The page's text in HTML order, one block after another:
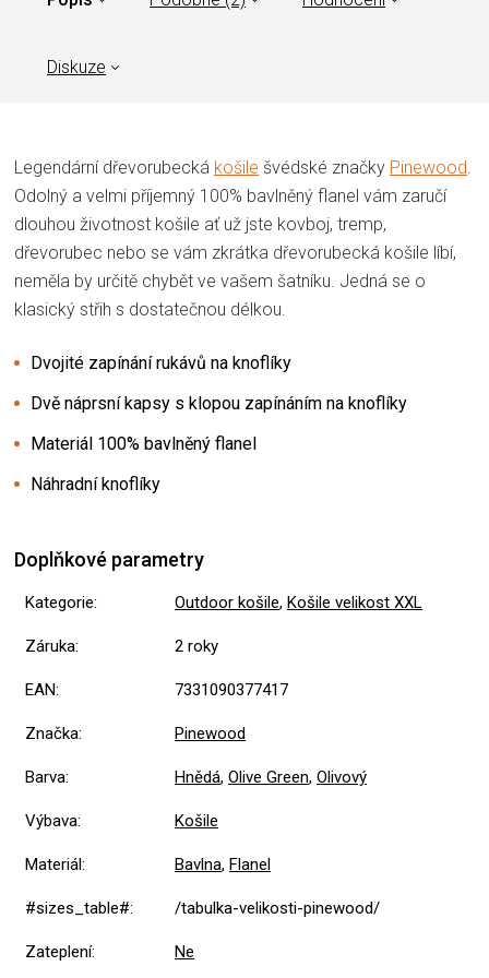
Diskuze
Legendární dřevorubecká košile švédské značky Pinewood
Odolný a velmi příjemný 100% bavlněný flanel vám zaručí
dlouhou životnost košile ať už jste kovboj, tremp,
dřevorubec nebo se vám zkrátka dřevorubecká košile líbí,
neměla by určitě chybět ve vašem šatníku. Jedná se o
klasický střih s dostatečnou délkou.
Dvojité zapínání rukávů na knoflíky
Dvě náprsní kapsy s klopou zapínáním na knoflíky
Materiál 100% bavlněný flanel
Náhradní knoflíky
Doplňkové parametry
Kategorie: Outdoor košile, Košile velikost XXL
Záruka: 2 roky
EAN: 7331090377417
Značka: Pinewood
Barva: Hnědá, Olive Green, Olivový
Výbava: Košile
Materiál: Bavlna, Flanel
#sizes_table#: /tabulka-velikosti-pinewood/
Zateplení: Ne